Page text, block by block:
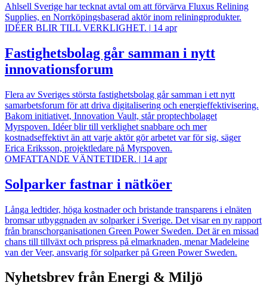
Ahlsell Sverige har tecknat avtal om att förvärva Fluxus Relining
Supplies, en Norrköpingsbaserad aktör inom reliningprodukter.
IDÉER BLIR TILL VERKLIGHET. | 14 apr
Fastighetsbolag går samman i nytt
innovationsforum
Flera av Sveriges största fastighetsbolag går samman i ett nytt
samarbetsforum för att driva digitalisering och energieffektivisering.
Bakom initiativet, Innovation Vault, står proptechbolaget
Myrspoven. Idéer blir till verklighet snabbare och mer
kostnadseffektivt än att varje aktör gör arbetet var för sig, säger
Erica Eriksson, projektledare på Myrspoven.
OMFATTANDE VÄNTETIDER. | 14 apr
Solparker fastnar i nätköer
Långa ledtider, höga kostnader och bristande transparens i elnäten
bromsar utbyggnaden av solparker i Sverige. Det visar en ny rapport
från branschorganisationen Green Power Sweden. Det är en missad
chans till tillväxt och prispress på elmarknaden, menar Madeleine
van der Veer, ansvarig för solparker på Green Power Sweden.
Nyhetsbrev från Energi & Miljö